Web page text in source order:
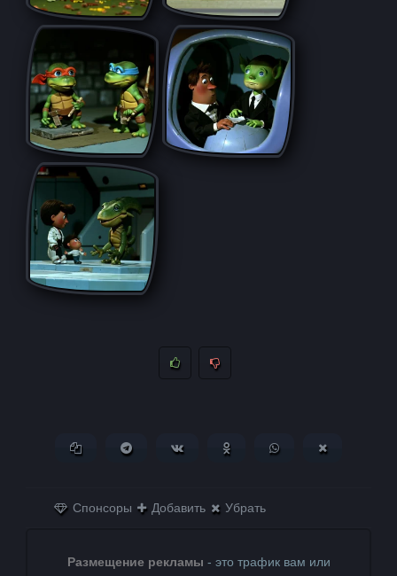
Копировать ссылкуПоделиться в Telegram
Поделиться ВКонтактеПоделиться в
Поделиться в
Спонсоры Добавить Убрать
Размещение рекламы - это трафик вам или